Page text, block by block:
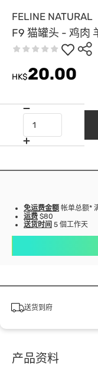
FELINE NATURAL
F9 猫罐头 - 鸡肉
HK$20.00
免运费金额 帐单总额*
运费 $80
送货时间 5 個工作天
送货到府
产品资料